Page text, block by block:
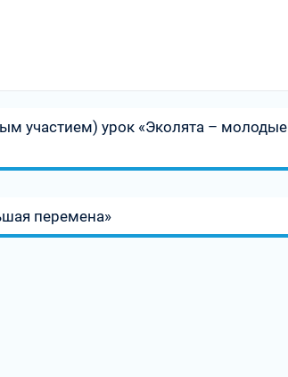
участием) урок «Эколята – молодые
перемена»